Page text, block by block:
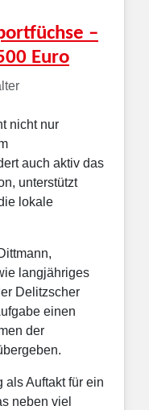
–
Euro
nicht nur
auch aktiv das
unterstützt
lokale
langjähriges
Delitzscher
einen
der
als Auftakt für ein
neben viel